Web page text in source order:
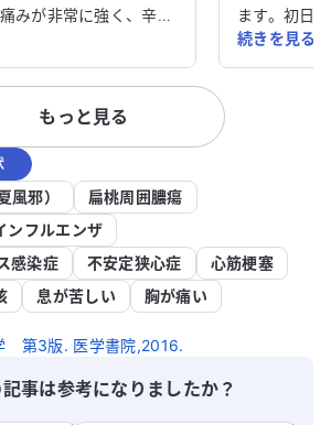
みが非常に強く、辛い
おり、併用が問題ない
師の意見も聞いてみた
に
、アドバイスをいただ
併用についての安全性
ための方法について教
いです。
ます。初日
したが、コ
した。処方
がり、帰宅
応しました
続きを見る
もっと見る
風邪）
扁桃周囲膿瘍
ンフルエンザ
感染症
不安定狭心症
心筋梗塞
息が苦しい 胸が痛い
第3版. 医学書院,2016.
事は参考になりましたか？